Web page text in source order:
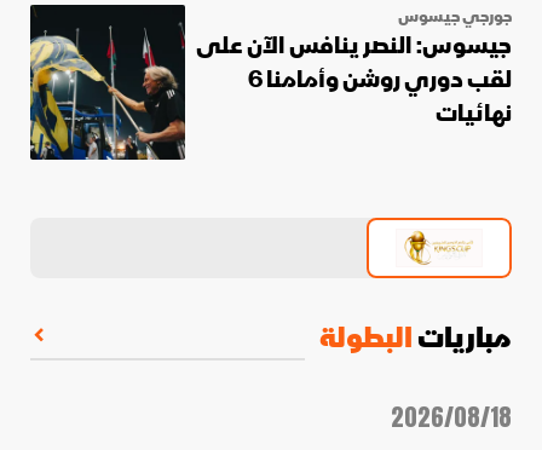
جورجي جيسوس
جيسوس: النصر ينافس الآن على
لقب دوري روشن وأمامنا 6
نهائيات
مبارياتالبطولة
2026/08/18